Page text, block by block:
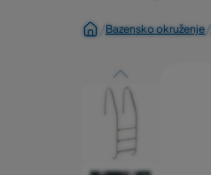
/Bazensko okruženje/